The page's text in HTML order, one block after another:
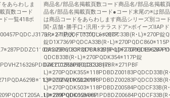
あらわしま
頁数コード
ド一覧418ボ
商品名/部品名掲載頁数コード商品名/部品名掲載
品名/部品名掲載頁数コード●コード末尾の※は部
は商品コードをあらわします商品シリーズ別コー
関･店舗･勝手口･汎用･テラスドア>ボイーズⅡAP
ェントⅡ防火ドアプリンスQDC33B(R･L)※270P錠
錠D1X7369PQDCA33B(R･
DASZ206183PQDCA33B(R･
QDCB33B(R･L)※270PQDK354※117P錠
DAEZ01556PQDCB33B(R･
L)※270PQDK355※118PDBDZ00183PQDCD33B(R･
L)※270PQDK502※118PDBDZ00283PQDCD33B(R･
L)※270PQDK503※118PDBDZ00584PQDCF33B(R･
L)※270PQDK668A※51PDBDZ00684PQDCF33B(R･